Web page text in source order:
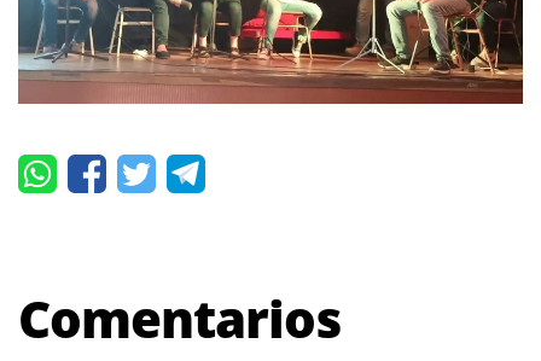
Comentarios